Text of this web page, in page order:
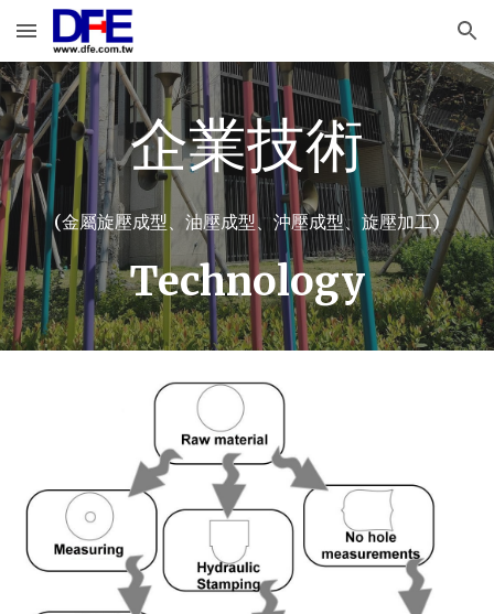
Skip to main content Skip to navigation
企業技術
(金屬旋壓成型、油壓成型、沖壓成型、旋壓加工)
Technology